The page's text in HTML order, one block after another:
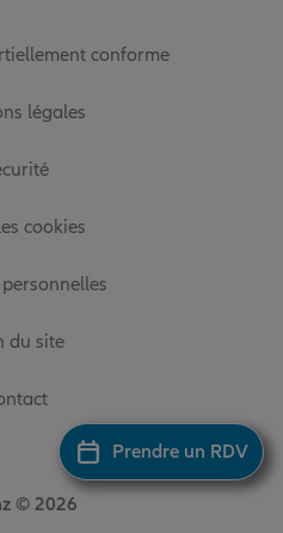
Prendre un RDV
conforme
légales
cookies
du site
© 2026